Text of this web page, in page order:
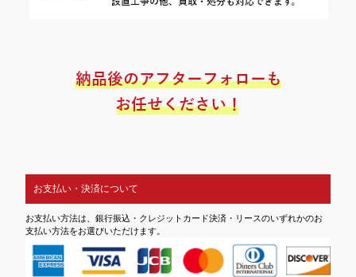
お支払い・決済について
お支払い方法は、銀行振込・クレジットカード決済・リースのいずれかのお
支払い方法をお選びいただけます。